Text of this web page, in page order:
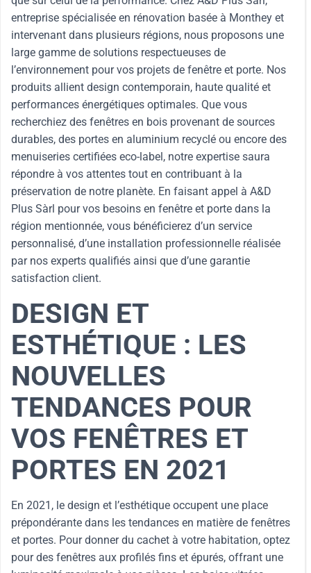
entreprise spécialisée en rénovation basée à Monthey et
intervenant dans plusieurs régions, nous proposons une
large gamme de solutions respectueuses de
l’environnement pour vos projets de fenêtre et porte. Nos
produits allient design contemporain, haute qualité et
performances énergétiques optimales. Que vous
recherchiez des fenêtres en bois provenant de sources
durables, des portes en aluminium recyclé ou encore des
menuiseries certifiées eco-label, notre expertise saura
répondre à vos attentes tout en contribuant à la
préservation de notre planète. En faisant appel à A&D
Plus Sàrl pour vos besoins en fenêtre et porte dans la
région mentionnée, vous bénéficierez d’un service
personnalisé, d’une installation professionnelle réalisée
par nos experts qualifiés ainsi que d’une garantie
satisfaction client.
DESIGN ET
ESTHÉTIQUE : LES
NOUVELLES
TENDANCES POUR
VOS FENÊTRES ET
PORTES EN 2021
En 2021, le design et l’esthétique occupent une place
prépondérante dans les tendances en matière de fenêtres
et portes. Pour donner du cachet à votre habitation, optez
pour des fenêtres aux profilés fins et épurés, offrant une